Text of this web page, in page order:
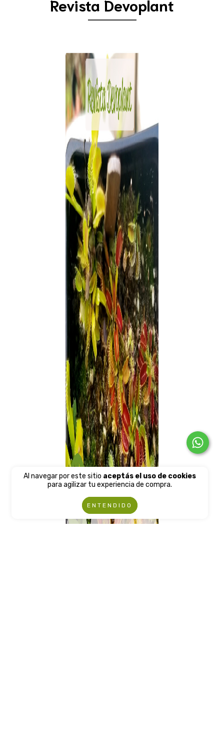
Al navegar por este sitio aceptás el uso de cookies
para agilizar tu experiencia de compra.
ENTENDIDO
Revista Devoplant